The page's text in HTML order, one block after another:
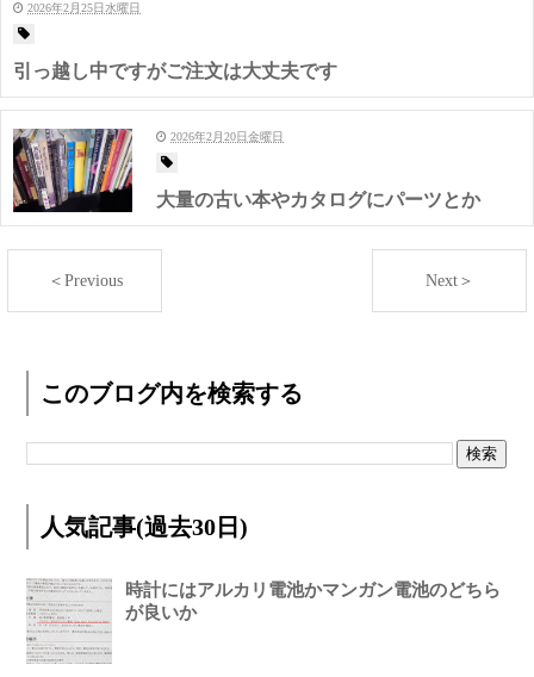
2026年2月25日水曜日
引っ越し中ですがご注文は大丈夫です
2026年2月20日金曜日
大量の古い本やカタログにパーツとか
＜Previous Next＞
このブログ内を検索する
人気記事(過去30日)
時計にはアルカリ電池かマンガン電池のどちら
が良いか